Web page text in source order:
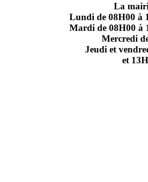
La
Lundi de 08H00 à
Mardi de 08H00 à
Mercredi
Jeudi et
et